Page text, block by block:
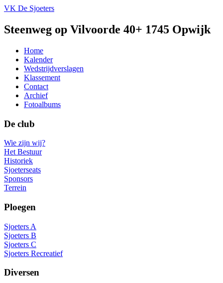
VK De Sjoeters
Steenweg op Vilvoorde 40+ 1745 Opwijk
Home
Kalender
Wedstrijdverslagen
Klassement
Contact
Archief
Fotoalbums
De club
Wie zijn wij?
Het Bestuur
Historiek
Sjoeterseats
Sponsors
Terrein
Ploegen
Sjoeters A
Sjoeters B
Sjoeters C
Sjoeters Recreatief
Diversen